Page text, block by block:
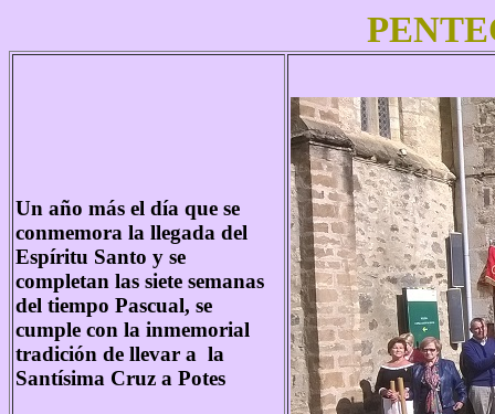
Un año más el día que se
conmemora la llegada del
Espíritu Santo y se
completan las siete semanas
del tiempo Pascual, se
cumple con la inmemorial
tradición de llevar a la
Santísima Cruz a Potes